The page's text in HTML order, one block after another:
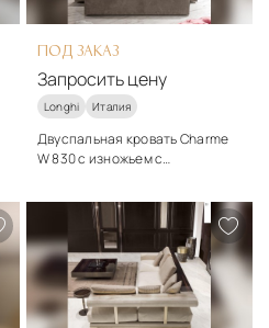
ПОД ЗАКАЗ
Запросить цену
Longhi Италия
Двуспальная кровать Charme
W 830 с изножьем с
410 от Longhi Loveluxe
арт-деко
Подробнее
Запросить цену